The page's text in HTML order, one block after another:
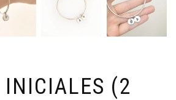
INICIALES (2